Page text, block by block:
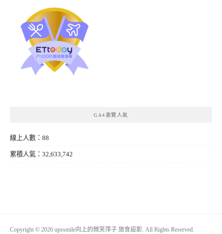
GA4瀏覽人氣
線上人數：88
累積人氣：32,633,742
Copyright © 2026 upssmile向上的微笑萍子 旅食設影. All Rights Reserved.